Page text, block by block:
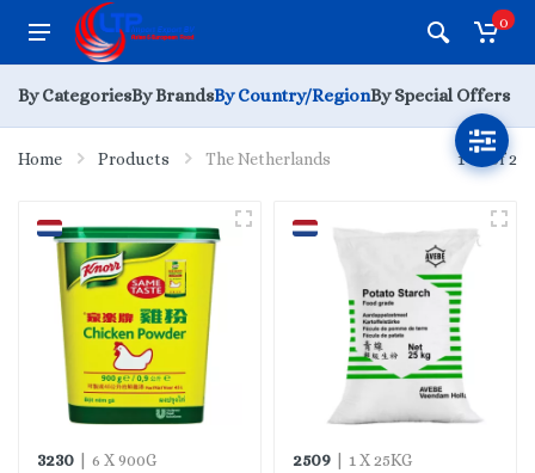
0
By CategoriesBy BrandsBy Country/RegionBy Special Offers
Home Products The Netherlands 1 - 2 of 2
3230 | 6 X 900G 2509 | 1 X 25KG